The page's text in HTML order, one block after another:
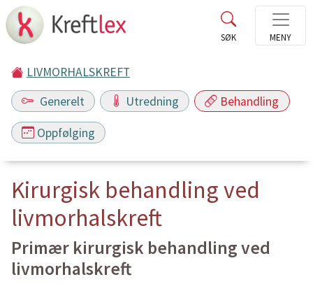
LIVMORHALSKREFT
Generelt
Utredning Behandling
Oppfølging
Kirurgisk behandling ved
livmorhalskreft
Primær kirurgisk behandling ved
livmorhalskreft